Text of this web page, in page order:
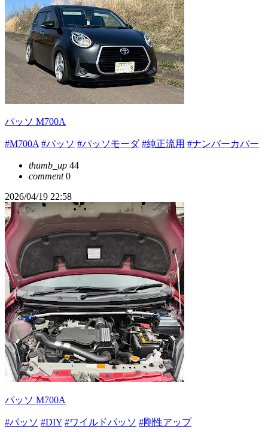
パッソ M700A
#M700A #パッソ #パッソモーダ #純正流用 #ナンバーカバー
thumb_up 44
comment0
2026/04/19 22:58
パッソ M700A
#パッソ #DIY #ワイルドパッソ #剛性アップ